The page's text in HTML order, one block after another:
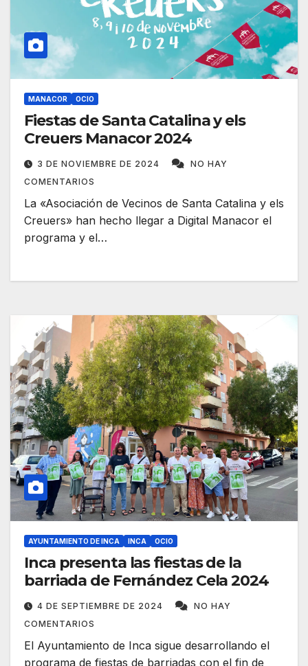
MANACOR OCIO
Fiestas de Santa Catalina y els
Creuers Manacor 2024
3 DE NOVIEMBRE DE 2024
NO HAY
COMENTARIOS
La «Asociación de Vecinos de Santa Catalina y els
Creuers» han hecho llegar a Digital Manacor el
programa y el…
AYUNTAMIENTO DE INCA INCA OCIO
Inca presenta las fiestas de la
barriada de Fernández Cela 2024
4 DE SEPTIEMBRE DE 2024
NO HAY
COMENTARIOS
El Ayuntamiento de Inca sigue desarrollando el
programa de fiestas de barriadas con el fin de